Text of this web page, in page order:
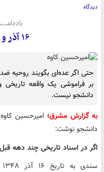
دیدگاه
۱۶ آذر و آمریکا ستیزی
حتی اگر عده‌ای بگویند روحیه
بر فراموشی یک واقعه
دانشجو نیست.
به گزارش مشرق؛
دانشجو نوشت:
اگر در اسناد تاریخی چند دهه